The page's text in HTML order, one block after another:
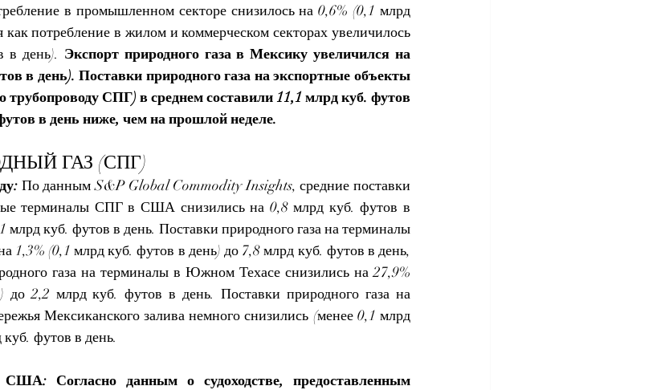
в промышленном секторе снизилось на 0,6% (0,1 млрд
потребление в жилом и коммерческом секторах увеличилось
в день). Экспорт природного газа в Мексику увеличился на
в день). Поставки природного газа на экспортные объекты
СПГ) в среднем составили 11,1 млрд куб. футов
в день ниже, чем на прошлой неделе.
ГАЗ (СПГ)
По данным S&P Global Commodity Insights, средние поставки
терминалы СПГ в США снизились на 0,8 млрд куб. футов в
млрд куб. футов в день. Поставки природного газа на терминалы
(0,1 млрд куб. футов в день) до 7,8 млрд куб. футов в день,
газа на терминалы в Южном Техасе снизились на 27,9%
2,2 млрд куб. футов в день. Поставки природного газа на
Мексиканского залива немного снизились (менее 0,1 млрд
футов в день.
Согласно данным о судоходстве, предоставленным